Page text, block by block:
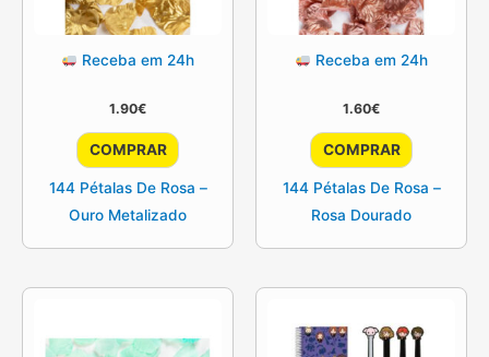
Receba em 24h
1.90€
COMPRAR
144 Pétalas De Rosa –
Ouro Metalizado
Receba em 24h
1.60€
COMPRAR
144 Pétalas De Rosa –
Rosa Dourado